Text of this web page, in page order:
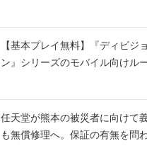
【基本プレイ無料】『ディビ
ン』シリーズのモバイル向けル
任天堂が熊本の被災者に向けて
も無償修理へ。保証の有無を問